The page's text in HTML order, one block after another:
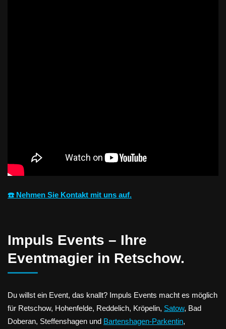
☎️ Nehmen Sie Kontakt mit uns auf.
Impuls Events – Ihre
Eventmagier in Retschow.
Du willst ein Event, das knallt? Impuls Events macht es möglich
für Retschow, Hohenfelde, Reddelich, Kröpelin, Satow, Bad
Doberan, Steffenshagen und Bartenshagen-Parkentin,